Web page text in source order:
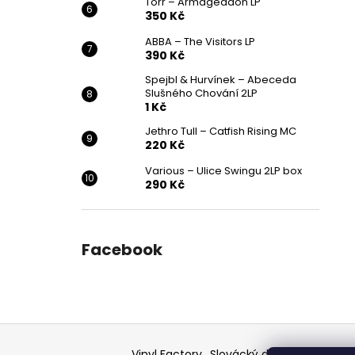
350 Kč
ABBA – The Visitors LP
390 Kč
Spejbl & Hurvínek – Abeceda
Slušného Chování 2LP
1 Kč
Jethro Tull – Catfish Rising MC
220 Kč
Various ‎– Ulice Swingu 2LP box
290 Kč
Facebook
Z